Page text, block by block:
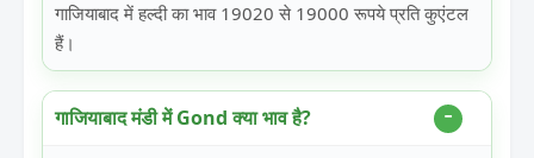
गाजियाबाद में हल्दी का भाव 19020 से 19000 रूपये प्रति कुएंटल
हैं।
गाजियाबाद मंडी में Gond क्या भाव है?